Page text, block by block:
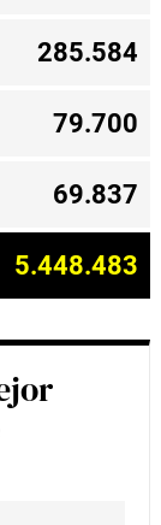
285.584
79.700
69.837
5.448.483